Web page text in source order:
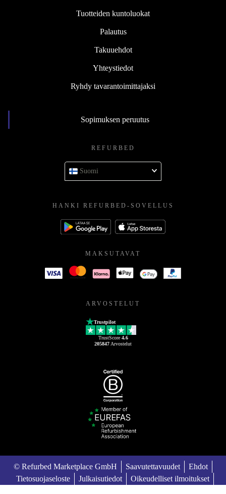
Tuotteiden kuntoluokat
Palautus
Takuuehdot
Yhteystiedot
Ryhdy tavarantoimittajaksi
Sopimuksen peruutus
REFURBED
Suomi
HANKI REFURBED-SOVELLUS
MAKSUTAVAT
ARVOSTELUT
Trustpilot
TrustScore 4.6
205847 Arvostelut
© Refurbed Marketplace GmbH Saavutettavuudet
Ehdot
Tietosuojaseloste
Julkaisutiedot
Oikeudelliset ilmoitukset